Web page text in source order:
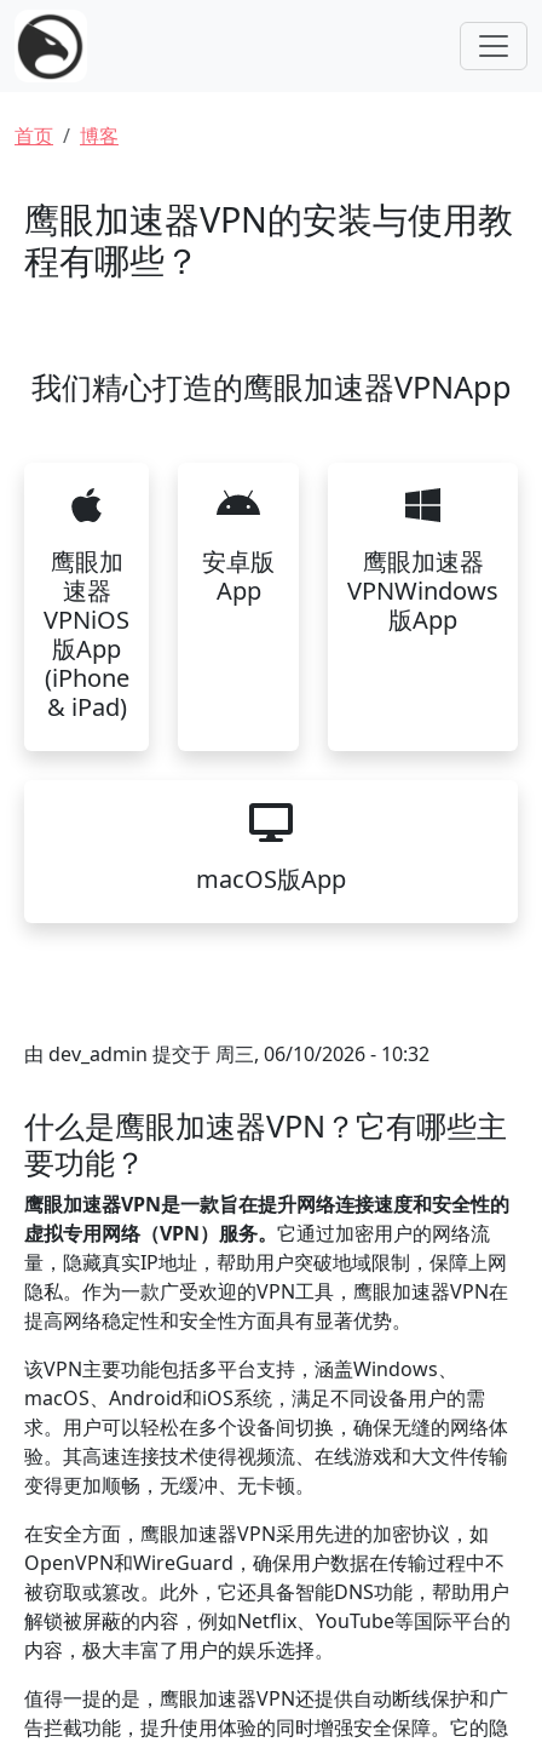
跳转到主要内容
面包屑
首页 博客
鹰眼加速器VPN的安装与使用教
程有哪些？
我们精心打造的鹰眼加速器VPNApp
鹰眼加
速器
VPNiOS
版App
(iPhone
& iPad)
安卓版
App
鹰眼加速器
VPNWindows
版App
macOS版App
由 dev_admin 提交于 周三, 06/10/2026 - 10:32
什么是鹰眼加速器VPN？它有哪些主
要功能？
鹰眼加速器VPN是一款旨在提升网络连接速度和安全性的
虚拟专用网络（VPN）服务。 它通过加密用户的网络流
量，隐藏真实IP地址，帮助用户突破地域限制，保障上网
隐私。作为一款广受欢迎的VPN工具，鹰眼加速器VPN在
提高网络稳定性和安全性方面具有显著优势。
该VPN主要功能包括多平台支持，涵盖Windows、
macOS、Android和iOS系统，满足不同设备用户的需
求。用户可以轻松在多个设备间切换，确保无缝的网络体
验。其高速连接技术使得视频流、在线游戏和大文件传输
变得更加顺畅，无缓冲、无卡顿。
在安全方面，鹰眼加速器VPN采用先进的加密协议，如
OpenVPN和WireGuard，确保用户数据在传输过程中不
被窃取或篡改。此外，它还具备智能DNS功能，帮助用户
解锁被屏蔽的内容，例如Netflix、YouTube等国际平台的
内容，极大丰富了用户的娱乐选择。
值得一提的是，鹰眼加速器VPN还提供自动断线保护和广
告拦截功能，提升使用体验的同时增强安全保障。它的隐